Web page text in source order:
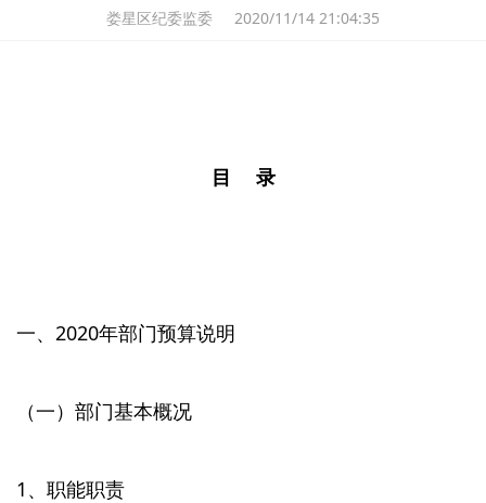
娄星区纪委监委 2020/11/14 21:04:35
目 录
一、2020年部门预算说明
（一）部门基本概况
1、职能职责